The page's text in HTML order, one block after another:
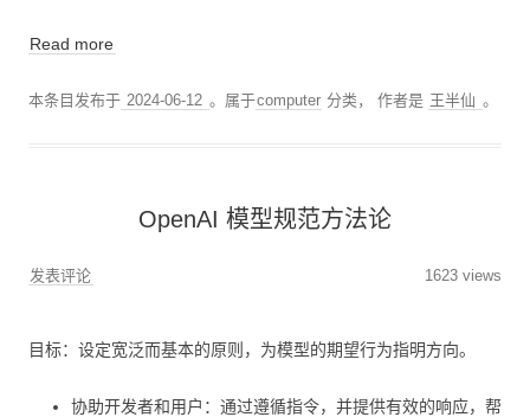
Read more
本条目发布于 2024-06-12 。属于computer 分类，作者是 王半仙 。
OpenAI 模型规范方法论
发表评论 1623 views
目标：设定宽泛而基本的原则，为模型的期望行为指明方向。
协助开发者和用户：通过遵循指令，并提供有效的响应，帮